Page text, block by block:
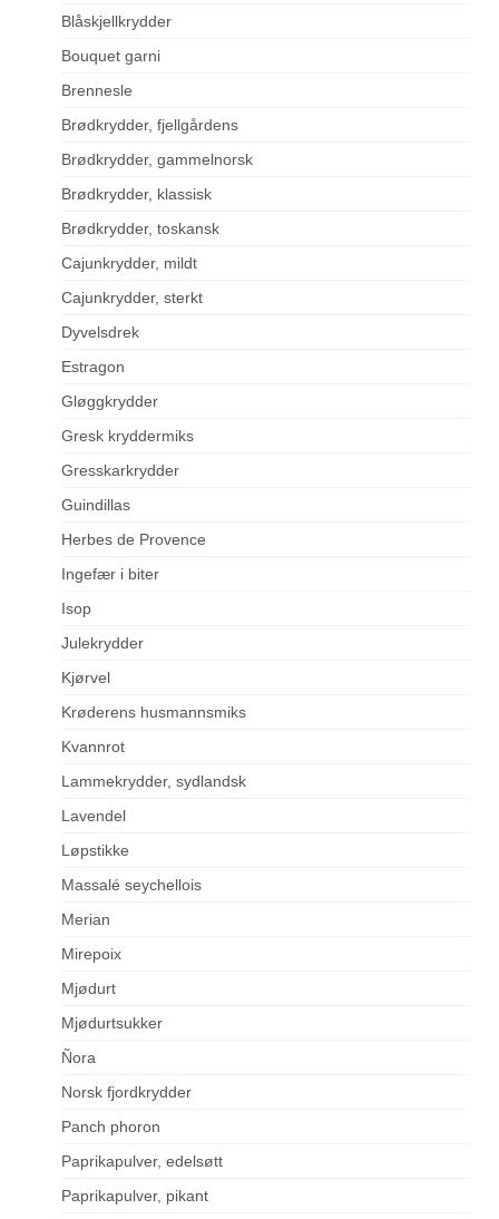
Blåskjellkrydder
Bouquet garni
Brennesle
Brødkrydder, fjellgårdens
Brødkrydder, gammelnorsk
Brødkrydder, klassisk
Brødkrydder, toskansk
Cajunkrydder, mildt
Cajunkrydder, sterkt
Dyvelsdrek
Estragon
Gløggkrydder
Gresk kryddermiks
Gresskarkrydder
Guindillas
Herbes de Provence
Ingefær i biter
Isop
Julekrydder
Kjørvel
Krøderens husmannsmiks
Kvannrot
Lammekrydder, sydlandsk
Lavendel
Løpstikke
Massalé seychellois
Merian
Mirepoix
Mjødurt
Mjødurtsukker
Ñora
Norsk fjordkrydder
Panch phoron
Paprikapulver, edelsøtt
Paprikapulver, pikant